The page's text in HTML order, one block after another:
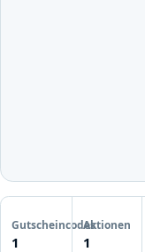
Gutscheincodes
1
Aktionen
1